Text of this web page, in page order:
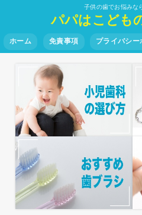
子供の歯でお悩みな
パパはこども
ホーム 免責事項 プライバシー